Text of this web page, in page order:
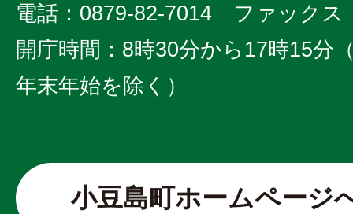
電話：0879-82-7014 ファックス
開庁時間：8時30分から17時15分
年末年始を除く）
小豆島町ホームページ